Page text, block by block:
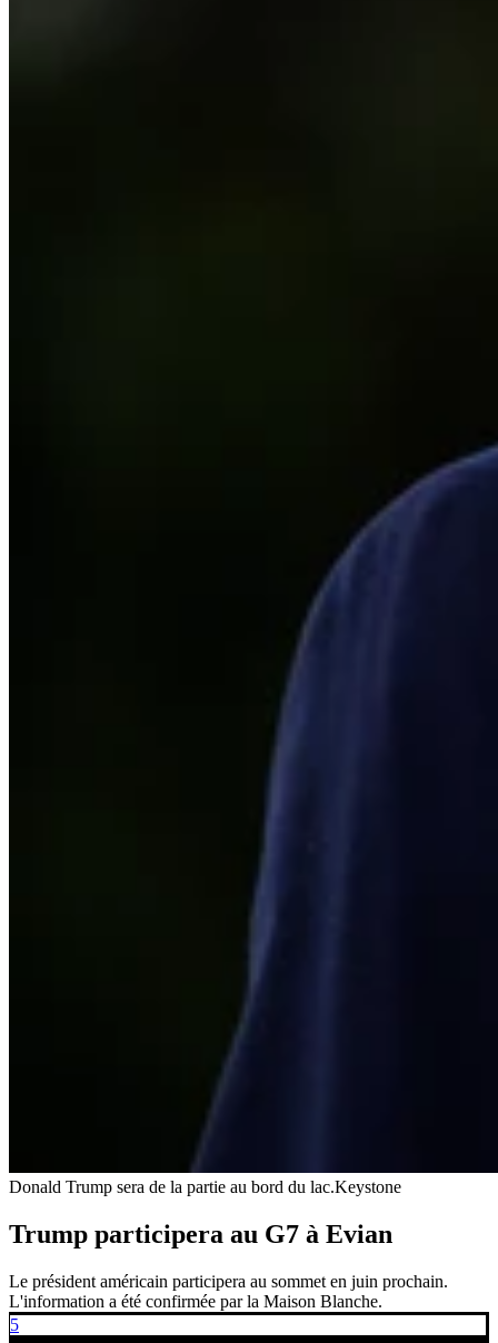
Donald Trump sera de la partie au bord du lac.Keystone
Trump participera au G7 à Evian
Le président américain participera au sommet en juin prochain.
L'information a été confirmée par la Maison Blanche.
5